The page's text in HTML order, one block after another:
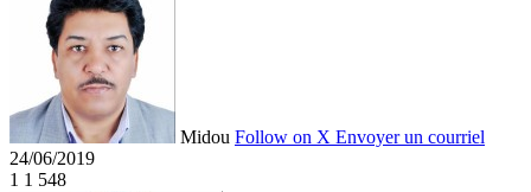
Midou Follow on X Envoyer un courriel
24/06/2019
1 1 548